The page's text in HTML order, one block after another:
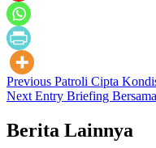
Post
navigation
Previous Patroli Cipta
Next Entry Briefing
Berita Lainnya